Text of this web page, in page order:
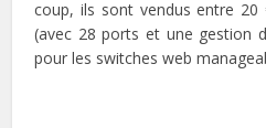
coup, ils sont vendus entre
(avec 28 ports et une gestion
pour les switches web